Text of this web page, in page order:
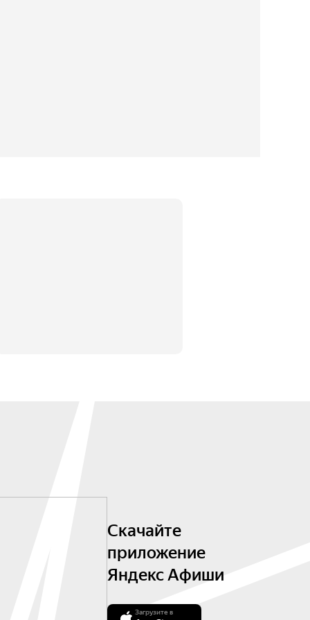
Скачайте
приложение
Яндекс Афиши
Загрузите в